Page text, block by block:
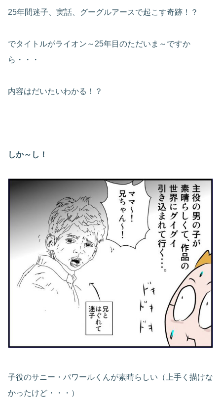
25年間迷子、実話、グーグルアースで起こす奇跡！？
でタイトルがライオン～25年目のただいま～ですか
ら・・・
内容はだいたいわかる！？
しか～し！
子役のサニー・パワールくんが素晴らしい（上手く描けな
かったけど・・・）